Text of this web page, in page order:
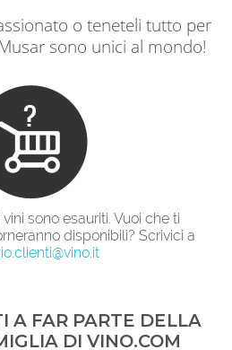
o teneteli tutto per
sono unici al mondo!
sono esauriti. Vuoi che ti
disponibili? Scrivici a
A FAR PARTE DELLA
DI VINO.COM